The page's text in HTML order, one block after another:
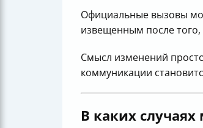
Официальные вызовы
извещенным после того,
Смысл изменений
коммуникации
В каких